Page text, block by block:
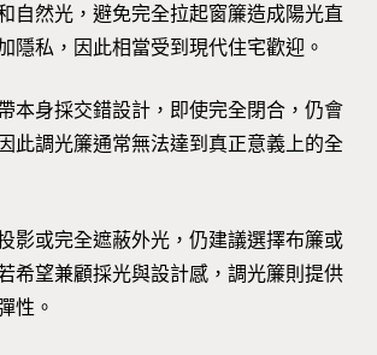
自然光，避免完全拉起窗簾造成陽光直
隱私，因此相當受到現代住宅歡迎。
本身採交錯設計，即使完全閉合，仍會
此調光簾通常無法達到真正意義上的全
影或完全遮蔽外光，仍建議選擇布簾或
希望兼顧採光與設計感，調光簾則提供
性。